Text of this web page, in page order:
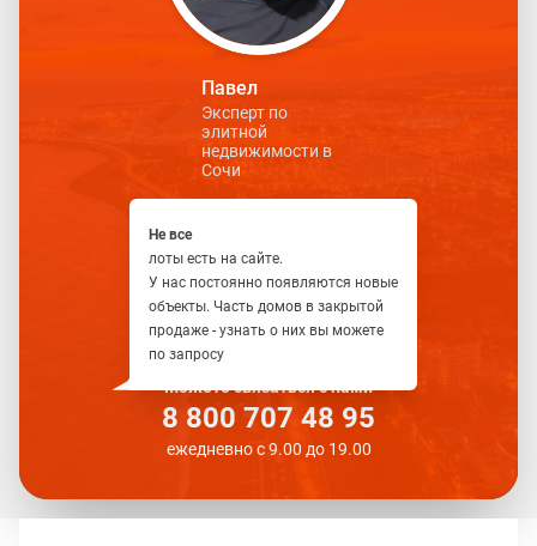
Можете связаться с нами
8 800 707 48 95
ежедневно с 9.00 до 19.00
Павел
Эксперт по
элитной
недвижимости в
Сочи
Не все
лоты есть на сайте.
У нас постоянно появляются новые
объекты. Часть домов в закрытой
продаже - узнать о них вы можете
по запросу